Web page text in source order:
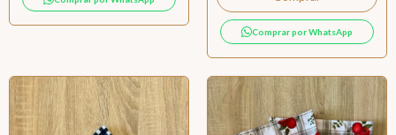
Comprar por WhatsApp